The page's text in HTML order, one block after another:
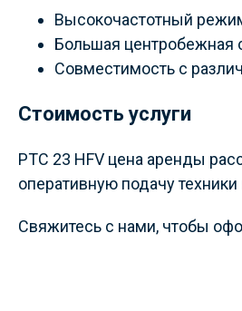
Высокочастотный
Большая центробежная
Совместимость с
Стоимость услуги
PTC 23 HFV цена аренды
оперативную подачу техники
Свяжитесь с нами, чтобы